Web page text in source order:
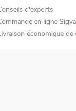
d'experts
en ligne
économique